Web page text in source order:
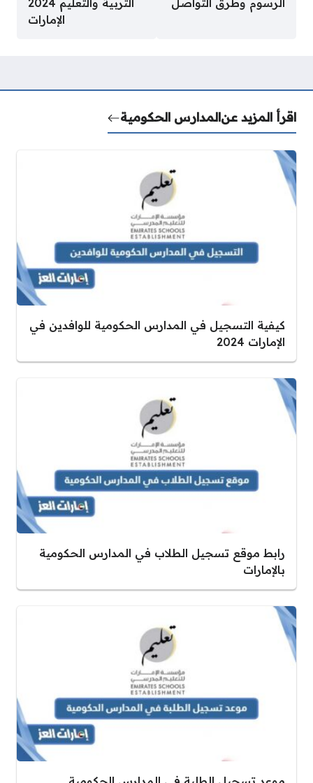
الإمارات
اقرأ المزيد عنالمدارس الحكومية
كيفية التسجيل في المدارس الحكومية للوافدين في
الإمارات 2024
رابط موقع تسجيل الطلاب في المدارس الحكومية
بالإمارات